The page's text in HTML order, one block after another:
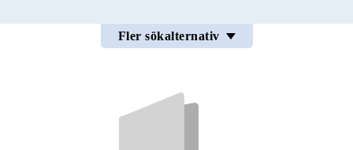
Fler sökalternativ